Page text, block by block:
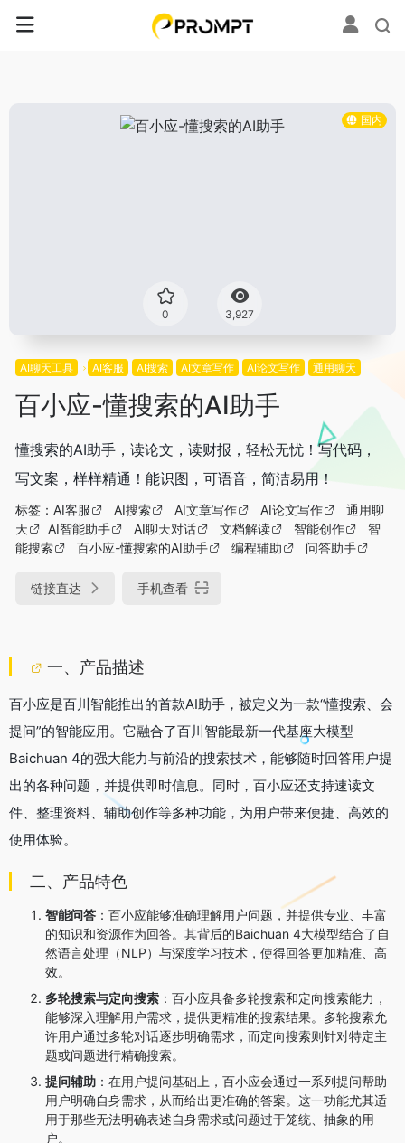
国内
0 3,927
AI聊天工具 AI客服 AI搜索 AI文章写作 AI论文写作 通用聊天
百小应-懂搜索的AI助手
懂搜索的AI助手，读论文，读财报，轻松无忧！写代码，
写文案，样样精通！能识图，可语音，简洁易用！
标签： AI客服 AI搜索 AI文章写作 AI论文写作
通用聊
天
AI智能助手 AI聊天对话 文档解读 智能创作
智
能搜索
百小应-懂搜索的AI助手 编程辅助 问答助手
链接直达 手机查看
一、产品描述
百小应是百川智能推出的首款AI助手，被定义为一款“懂搜索、会
提问”的智能应用。它融合了百川智能最新一代基座大模型
Baichuan 4的强大能力与前沿的搜索技术，能够随时回答用户提
出的各种问题，并提供即时信息。同时，百小应还支持速读文
件、整理资料、辅助创作等多种功能，为用户带来便捷、高效的
使用体验。
二、产品特色
智能问答 ：百小应能够准确理解用户问题，并提供专业、丰富
的知识和资源作为回答。其背后的Baichuan 4大模型结合了自
然语言处理（NLP）与深度学习技术，使得回答更加精准、高
效。
多轮搜索与定向搜索 ：百小应具备多轮搜索和定向搜索能力，
能够深入理解用户需求，提供更精准的搜索结果。多轮搜索允
许用户通过多轮对话逐步明确需求，而定向搜索则针对特定主
题或问题进行精确搜索。
提问辅助 ：在用户提问基础上，百小应会通过一系列提问帮助
用户明确自身需求，从而给出更准确的答案。这一功能尤其适
用于那些无法明确表述自身需求或问题过于笼统、抽象的用
户。